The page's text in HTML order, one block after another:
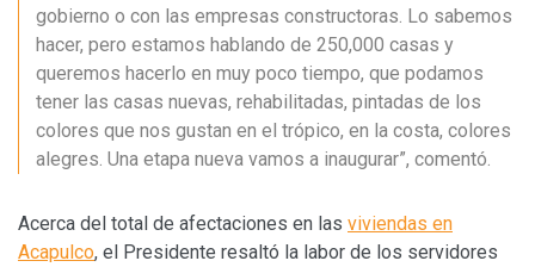
gobierno o con las empresas constructoras. Lo sabemos
hacer, pero estamos hablando de 250,000 casas y
queremos hacerlo en muy poco tiempo, que podamos
tener las casas nuevas, rehabilitadas, pintadas de los
colores que nos gustan en el trópico, en la costa, colores
alegres. Una etapa nueva vamos a inaugurar”, comentó.
Acerca del total de afectaciones en las viviendas en
Acapulco, el Presidente resaltó la labor de los servidores